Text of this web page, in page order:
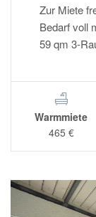
Zur Miete
Bedarf voll
59 qm 3-
Warmmiete
465 €